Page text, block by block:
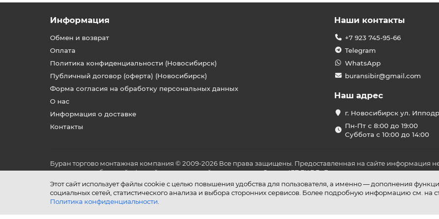
Этот сайт использует файлы cookie с целью повышения удобства для пользователя, а именно — дополнения
социальных сетей, статистического анализа и выбора сторонних сервисов. Более подробную информацию см. на
Политика конфиденциальности
Информация
Обмен и возврат
Оплата
Политика конфиденциальности (Новосибирск)
Публичный договор (оферта) (Новосибирск)
Форма согласия на обработку персональных данных
О нас
Информация о доставке
Контакты
Наши контакты
+7 923 745-95-66
Telegram
WhatsApp
buransibir@gmail.com
Наш адрес
г. Новосибирск ул.
Пн-Пт с 8:00 до 19:00
Суббота с 10:00 до 14:00
Буран торгово монтажная компания © 2009-2026 Все права защищены. Предоставленная на сайте информация
не является публичной офертой, определяемой положениями Статьи 437 ГК РФ. До оплаты товара удостоверьтесь
и условиях его эксплуатации.